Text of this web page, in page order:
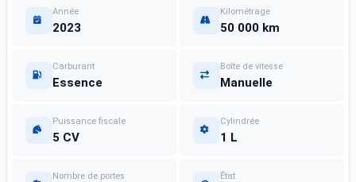
Année
2023
Kilométrage
50 000 km
Carburant
Essence
Boîte de vitesse
Manuelle
Puissance fiscale
5 CV
Cylindrée
1 L
Nombre de portes État